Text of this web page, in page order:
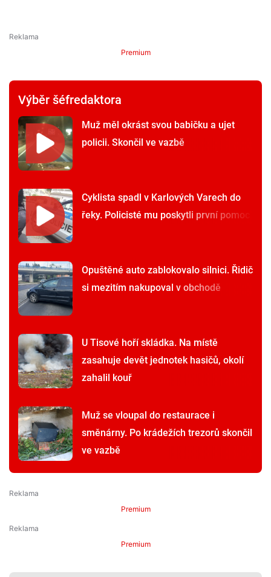
Premium
Výběr šéfredaktora
Muž měl okrást svou babičku a ujet
policii. Skončil ve vazbě
Cyklista spadl v Karlových Varech do
řeky. Policisté mu poskytli první pomoc
Opuštěné auto zablokovalo silnici. Řidič
si mezitím nakupoval v obchodě
U Tisové hoří skládka. Na místě
zasahuje devět jednotek hasičů, okolí
zahalil kouř
Muž se vloupal do restaurace i
směnárny. Po krádežích trezorů skončil
ve vazbě
Premium
Premium